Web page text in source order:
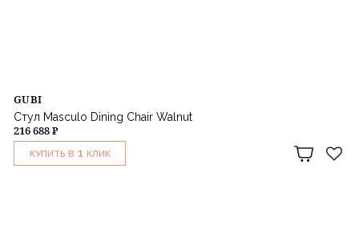
GUBI
Стул Masculo Dining Chair Walnut
216 688 ₽
КУПИТЬ В 1 КЛИК